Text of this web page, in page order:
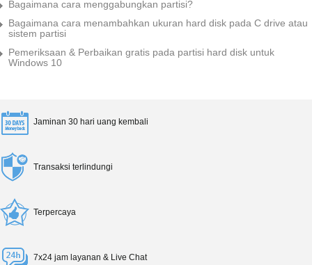
Bagaimana cara menggabungkan partisi?
Bagaimana cara menambahkan ukuran hard disk pada C drive atau
sistem partisi
Pemeriksaan & Perbaikan gratis pada partisi hard disk untuk
Windows 10
Jaminan 30 hari uang kembali
Transaksi terlindungi
Terpercaya
7x24 jam layanan & Live Chat